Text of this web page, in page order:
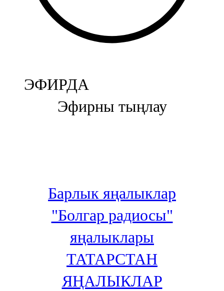
107,5 FM
Биләр
Болгар
106,0 FM
Бөгелмә
100,3 FM
106,6 FM
Кадыбаш
105,2 FM
ЭФИРДА
Эфирны тыңлау
Барлык яңалыклар
"Болгар радиосы"
яңалыклары
ТАТАРСТАН
ЯҢАЛЫКЛАР